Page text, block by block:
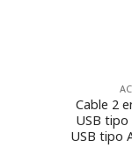
Cable 2
USB
USB tipo